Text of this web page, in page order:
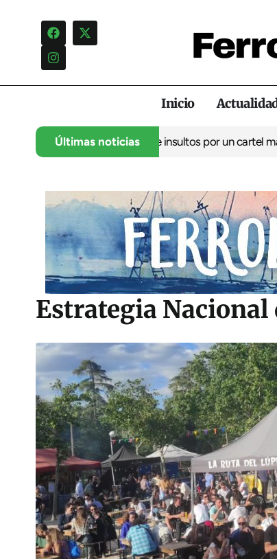
Inicio
Últimas noticias
una campaña de insultos por un cartel manipuladoLa
Estrategia